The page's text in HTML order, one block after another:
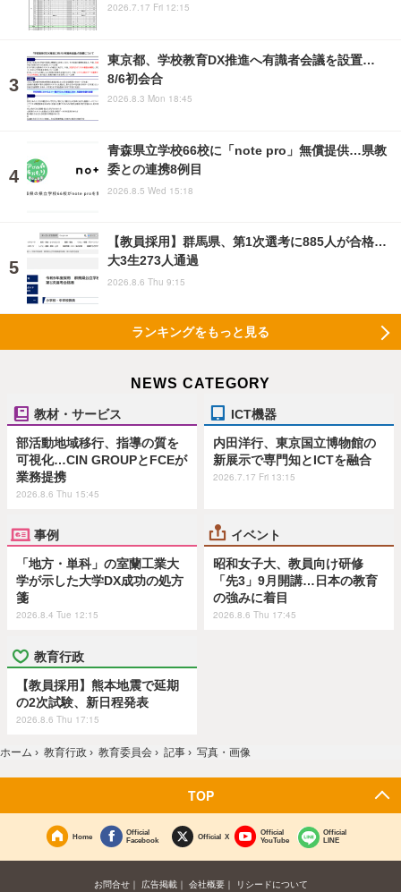
2026.7.17 Fri 12:15
東京都、学校教育DX推進へ有識者会議を設置…
8/6初会合
2026.8.3 Mon 18:45
青森県立学校66校に「note pro」無償提供…県教
委との連携8例目
2026.8.5 Wed 15:18
【教員採用】群馬県、第1次選考に885人が合格…
大3生273人通過
2026.8.6 Thu 9:15
ランキングをもっと見る
NEWS CATEGORY
教材・サービス
部活動地域移行、指導の質を
可視化…CIN GROUPとFCEが
業務提携
2026.8.6 Thu 15:45
ICT機器
内田洋行、東京国立博物館の
新展示で専門知とICTを融合
2026.7.17 Fri 13:15
事例
「地方・単科」の室蘭工業大
学が示した大学DX成功の処方
箋
2026.8.4 Tue 12:15
イベント
昭和女子大、教員向け研修
「先3」9月開講…日本の教育
の強みに着目
2026.8.6 Thu 17:45
教育行政
【教員採用】熊本地震で延期
の2次試験、新日程発表
2026.8.6 Thu 17:15
ホーム › 教育行政 › 教育委員会 › 記事 › 写真・画像
TOP
Home
Official
Facebook
Official X
Official
YouTube
Official
LINE
お問合せ 広告掲載 会社概要 リシードについて